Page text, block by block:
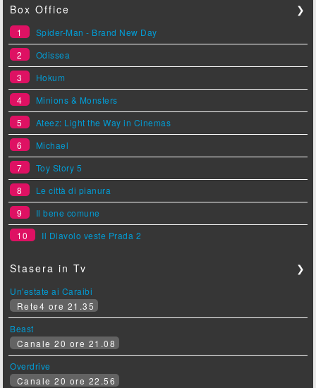
Box Office ❯
1
Spider-Man - Brand New Day
2
Odissea
3
Hokum
4
Minions & Monsters
5
Ateez: Light the Way in Cinemas
6
Michael
7
Toy Story 5
8
Le città di pianura
9
Il bene comune
10
Il Diavolo veste Prada 2
Stasera in Tv ❯
Un'estate ai Caraibi
Rete4 ore 21.35
Beast
Canale 20 ore 21.08
Overdrive
Canale 20 ore 22.56